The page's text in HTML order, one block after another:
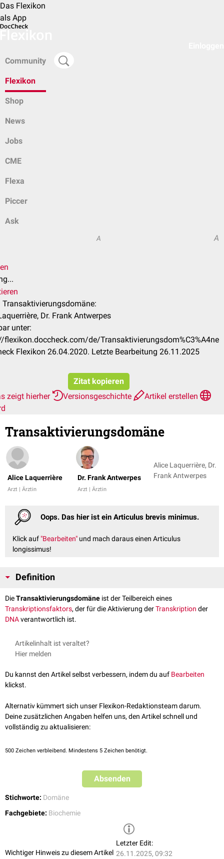
Das Flexikon
als App
Community
Flexikon
Shop
News
Jobs
CME
Flexa
Piccer
Ask
A A
Transaktivierungsdomäne:
Dr. Frank Antwerpes
unter:
flexikon.doccheck.com/de/Transaktivierungsdom%C3%A4ne
Flexikon 26.04.2020. Letzte Bearbeitung 26.11.2025
Zitat kopieren
zeigt hierher
Versionsgeschichte
Artikel erstellen
Transaktivierungsdomäne
Alice Laquerrière
Arzt | Ärztin
Dr. Frank Antwerpes
Arzt | Ärztin
Alice Laquerrière, Dr.
Frank Antwerpes
Oops. Das hier ist ein Articulus brevis minimus.
Klick auf "Bearbeiten" und mach daraus einen Articulus
longissimus!
Definition
DieTransaktivierungsdomäne ist der Teilbereich eines
Transkriptionsfaktors, der für die Aktivierung derTranskription der
DNAverantwortlich ist.
Artikelinhalt ist veraltet?
Hier melden
Du kannst den Artikel selbst verbessern, indem du auf Bearbeiten
klickst.
Alternativ kümmert sich unser Flexikon-Redaktionsteam darum.
Deine zusätzlichen Angaben helfen uns, den Artikel schnell und
vollständig zu aktualisieren:
500 Zeichen verbleibend. Mindestens 5 Zeichen benötigt.
Absenden
Stichworte: Domäne
Fachgebiete: Biochemie
Wichtiger Hinweis zu diesem Artikel
Letzter Edit:
26.11.2025, 09:32